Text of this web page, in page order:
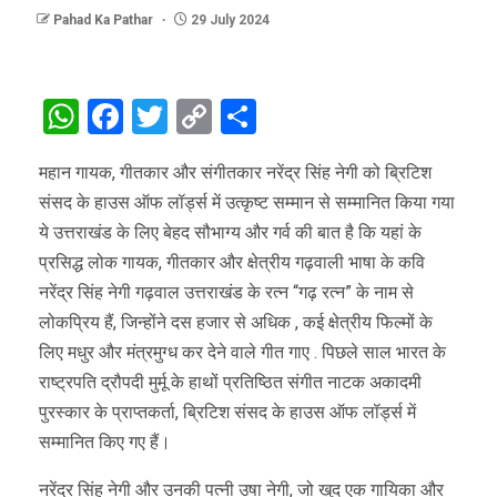
Pahad Ka Pathar 29 July 2024
WhatsApp
Facebook
Twitter
Copy
Link
महान गायक, गीतकार और संगीतकार नरेंद्र सिंह नेगी को ब्रिटिश
संसद के हाउस ऑफ लॉर्ड्स में उत्कृष्ट सम्मान से सम्मानित किया गया
ये उत्तराखंड के लिए बेहद सौभाग्य और गर्व की बात है कि यहां के
प्रसिद्ध लोक गायक, गीतकार और क्षेत्रीय गढ़वाली भाषा के कवि
नरेंद्र सिंह नेगी गढ़वाल उत्तराखंड के रत्न “गढ़ रत्न” के नाम से
लोकप्रिय हैं, जिन्होंने दस हजार से अधिक , कई क्षेत्रीय फिल्मों के
लिए मधुर और मंत्रमुग्ध कर देने वाले गीत गाए . पिछले साल भारत के
राष्ट्रपति द्रौपदी मुर्मू के हाथों प्रतिष्ठित संगीत नाटक अकादमी
पुरस्कार के प्राप्तकर्ता, ब्रिटिश संसद के हाउस ऑफ लॉर्ड्स में
सम्मानित किए गए हैं।
नरेंद्र सिंह नेगी और उनकी पत्नी उषा नेगी, जो खुद एक गायिका और